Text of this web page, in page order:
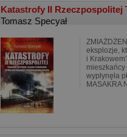
Katastrofy II Rzeczpospolitej
Tomasz Specyał
eksplozje,
i
wypłynęła
MASAKRA